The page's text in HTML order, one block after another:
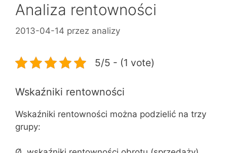
Analiza rentowności
2013-04-14 przez analizy
5/5 - (1 vote)
Wskaźniki rentowności
Wskaźniki rentowności można podzielić na trzy
grupy: